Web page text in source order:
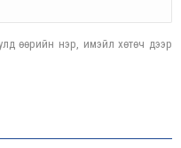
өөрийн нэр, имэйл хөтөч дээр